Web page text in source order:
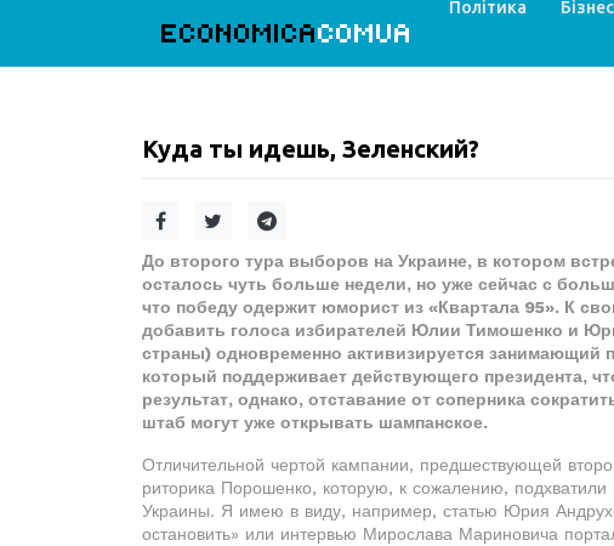
ECONOMICACOMUA
Політика Бізнес
Куда ты идешь, Зеленский?
До второго тура выборов на Украине, в котором
осталось чуть больше недели, но уже сейчас с
что победу одержит юморист из «Квартала 95». К
добавить голоса избирателей Юлии Тимошенко и
страны) одновременно активизируется занимающий
который поддерживает действующего президента,
результат, однако, отставание от соперника
штаб могут уже открывать шампанское.
Отличительной чертой кампании, предшествующей
риторика Порошенко, которую, к сожалению,
Украины. Я имею в виду, например, статью Юрия
остановить» или интервью Мирослава Мариновича